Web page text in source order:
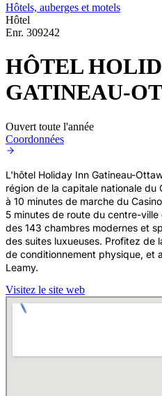
Hôtels, auberges et motels
Hôtel
Enr. 309242
HÔTEL
GATINEAU-
Ouvert toute l'année
Coordonnées
L'hôtel Holiday Inn Gatineau-
région de la capitale nationale du
à 10 minutes de marche du
5 minutes de route du centre-ville
des 143 chambres modernes et
des suites luxueuses. Profitez de
de conditionnement physique, et
Leamy.
Visitez le site web